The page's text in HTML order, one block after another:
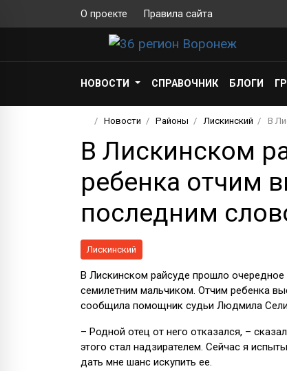
О проекте Правила сайта
НОВОСТИ СПРАВОЧНИК БЛОГИ
Новости Районы Лискинский В
В Лискинском
ребенка отчим
последним
Лискинский
В Лискинском райсуде прошло
семилетним мальчиком. Отчим ребенка
сообщила помощник судьи Людмила
– Родной отец от него отказался, –
этого стал надзирателем. Сейчас я
дать мне шанс искупить ее.